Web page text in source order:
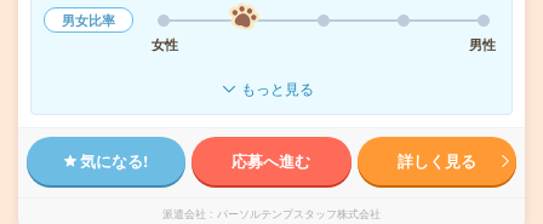
男女比率
女性
男性
もっと見る
気になる! 応募へ進む 詳しく見る
派遣会社 パーソルテンプスタッフ株式会社